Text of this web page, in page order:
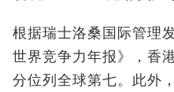
根据瑞士洛桑国际管理
世界竞争力年报》，香
分位列全球第七。此外